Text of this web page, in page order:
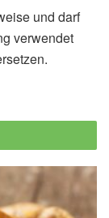
und darf
verwendet